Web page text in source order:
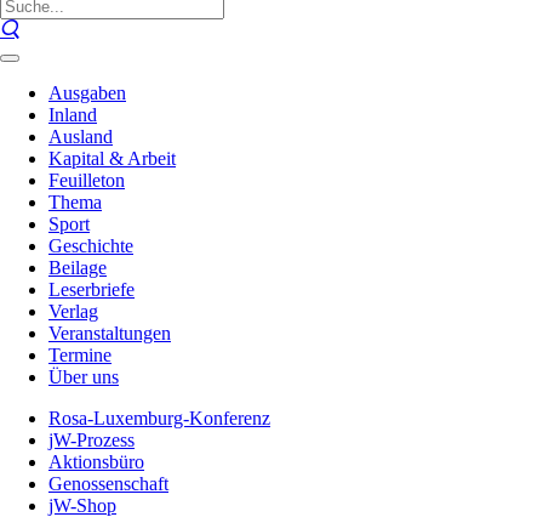
Ausgaben
Inland
Ausland
Kapital & Arbeit
Feuilleton
Thema
Sport
Geschichte
Beilage
Leserbriefe
Verlag
Veranstaltungen
Termine
Über uns
Rosa-Luxemburg-Konferenz
jW-Prozess
Aktionsbüro
Genossenschaft
jW-Shop